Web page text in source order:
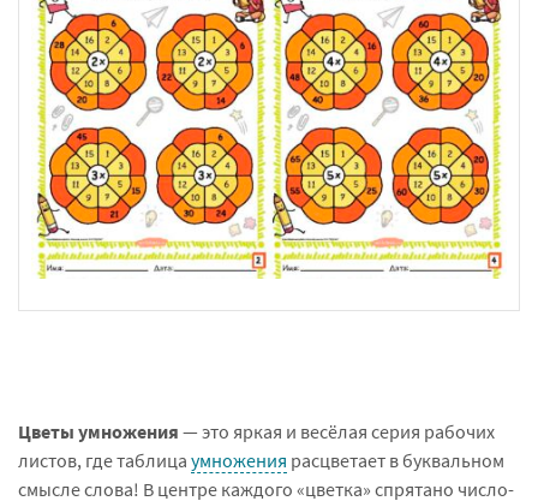
Цветы умножения — это яркая и весёлая серия рабочих
листов, где таблица умножения расцветает в буквальном
смысле слова! В центре каждого «цветка» спрятано число-